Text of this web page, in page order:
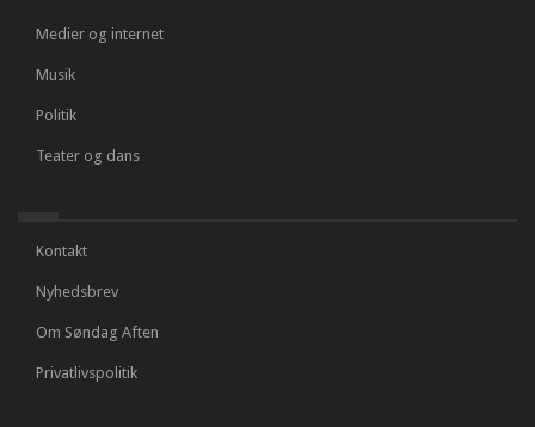
Medier og internet
Musik
Politik
Teater og dans
Kontakt
Nyhedsbrev
Om Søndag Aften
Privatlivspolitik